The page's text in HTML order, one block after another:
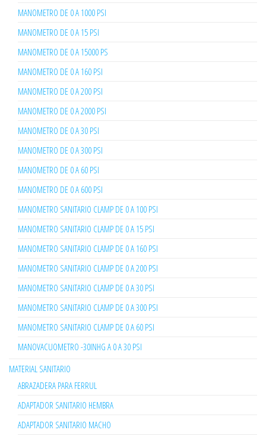
MANOMETRO DE 0 A 1000 PSI
MANOMETRO DE 0 A 15 PSI
MANOMETRO DE 0 A 15000 PS
MANOMETRO DE 0 A 160 PSI
MANOMETRO DE 0 A 200 PSI
MANOMETRO DE 0 A 2000 PSI
MANOMETRO DE 0 A 30 PSI
MANOMETRO DE 0 A 300 PSI
MANOMETRO DE 0 A 60 PSI
MANOMETRO DE 0 A 600 PSI
MANOMETRO SANITARIO CLAMP DE 0 A 100 PSI
MANOMETRO SANITARIO CLAMP DE 0 A 15 PSI
MANOMETRO SANITARIO CLAMP DE 0 A 160 PSI
MANOMETRO SANITARIO CLAMP DE 0 A 200 PSI
MANOMETRO SANITARIO CLAMP DE 0 A 30 PSI
MANOMETRO SANITARIO CLAMP DE 0 A 300 PSI
MANOMETRO SANITARIO CLAMP DE 0 A 60 PSI
MANOVACUOMETRO -30INHG A 0 A 30 PSI
MATERIAL SANITARIO
ABRAZADERA PARA FERRUL
ADAPTADOR SANITARIO HEMBRA
ADAPTADOR SANITARIO MACHO